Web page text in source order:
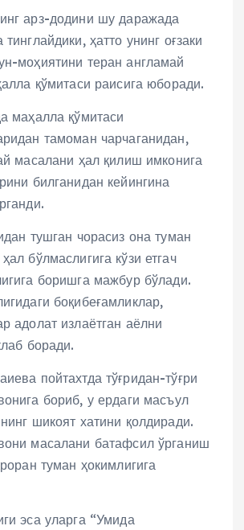
арз-додини шу даражада
ҳатто унинг оғзаки
моҳиятини теран англамай
қўмитаси раисига юборади.
маҳалла қўмитаси
тамоман чарчаганидан,
масалани ҳал қилиш имконига
билганидан кейингина
тушган чорасиз она туман
бўлмаслигига кўзи етгач
боришга мажбур бўлади.
боқибеғамликлар,
адолат излаётган аёлни
боради.
пойтахтда тўғридан-тўғри
бориб, у ердаги масъул
шикоят хатини қолдиради.
масалани батафсил ўрганиш
туман ҳокимлигига
эса уларга “Умида